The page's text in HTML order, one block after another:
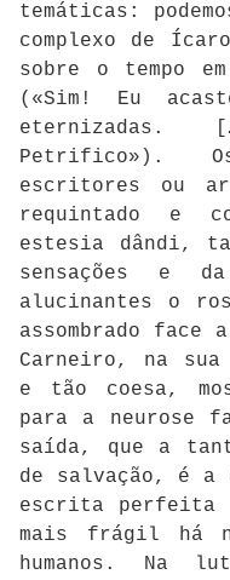
temáticas:
complexo de
sobre o tempo
(«Sim! Eu
eternizadas.
Petrifico»).
escritores ou
requintado e
estesia dândi,
sensações e
alucinantes o
assombrado face
Carneiro, na
e tão coesa,
para a neurose
saída, que a
de salvação, é a
escrita perfeita
mais frágil há
humanos. Na